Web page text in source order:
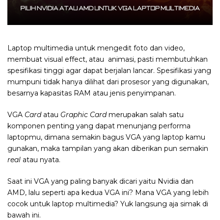
Laptop multimedia untuk mengedit foto dan video,
membuat visual effect, atau animasi, pasti membutuhkan
spesifikasi tinggi agar dapat berjalan lancar. Spesifikasi yang
mumpuni tidak hanya dilihat dari prosesor yang digunakan,
besarnya kapasitas RAM atau jenis penyimpanan.
VGA Cardatau Graphic Cardmerupakan salah satu
komponen penting yang dapat menunjang performa
laptopmu, dimana semakin bagus VGA yang laptop kamu
gunakan, maka tampilan yang akan diberikan pun semakin
real atau nyata.
Saat ini VGA yang paling banyak dicari yaitu Nvidia dan
AMD, lalu seperti apa kedua VGA ini? Mana VGA yang lebih
cocok untuk laptop multimedia? Yuk langsung aja simak di
bawah ini.